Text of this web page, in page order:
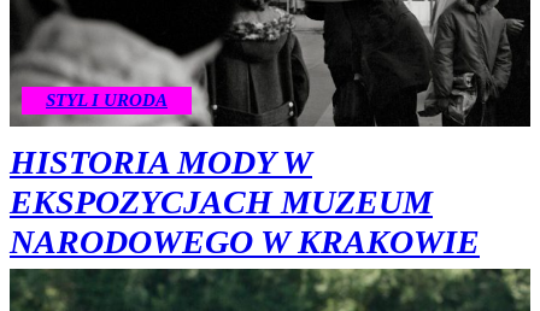
STYL I URODA
HISTORIA MODY W
EKSPOZYCJACH MUZEUM
NARODOWEGO W KRAKOWIE